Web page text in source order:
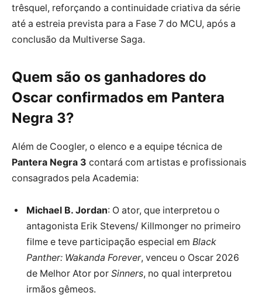
trêsquel, reforçando a continuidade criativa da série
até a estreia prevista para a Fase 7 do MCU, após a
conclusão da Multiverse Saga.
Quem são os ganhadores do
Oscar confirmados em Pantera
Negra 3?
Além de Coogler, o elenco e a equipe técnica de
Pantera Negra 3 contará com artistas e profissionais
consagrados pela Academia:
Michael B. Jordan: O ator, que interpretou o
antagonista Erik Stevens/ Killmonger no primeiro
filme e teve participação especial em Black
Panther: Wakanda Forever, venceu o Oscar 2026
de Melhor Ator por Sinners, no qual interpretou
irmãos gêmeos.